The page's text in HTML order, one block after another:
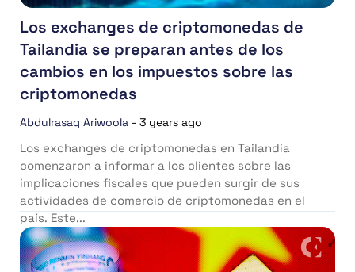
Los exchanges de criptomonedas de
Tailandia se preparan antes de los
cambios en los impuestos sobre las
criptomonedas
Abdulrasaq Ariwoola - 3 years ago
Los exchanges de criptomonedas en Tailandia
comenzaron a informar a los clientes sobre las
implicaciones fiscales que pueden surgir de sus
actividades de comercio de criptomonedas en el
país. Este...